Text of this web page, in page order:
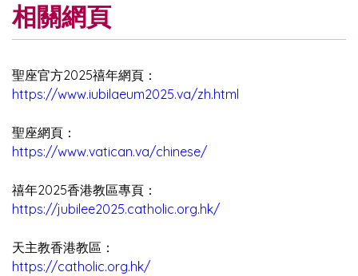
相關網頁
聖座官方2025禧年網頁：
https://www.iubilaeum2025.va/zh.html
聖座網頁：
https://www.vatican.va/chinese/
禧年2025香港教區專頁：
https://jubilee2025.catholic.org.hk/
天主教香港教區：
https://catholic.org.hk/